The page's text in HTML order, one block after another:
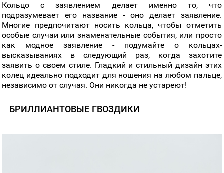
Кольцо с заявлением делает именно то, что
подразумевает его название - оно делает заявление.
Многие предпочитают носить кольца, чтобы отметить
особые случаи или знаменательные события, или просто
как модное заявление - подумайте о кольцах-
высказываниях в следующий раз, когда захотите
заявить о своем стиле. Гладкий и стильный дизайн этих
колец идеально подходит для ношения на любом пальце,
независимо от случая. Они никогда не устареют!
БРИЛЛИАНТОВЫЕ ГВОЗДИКИ